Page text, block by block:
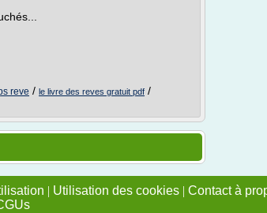
reve / le livre des reves gratuit pdf /
| Utilisation des cookies | Contact à